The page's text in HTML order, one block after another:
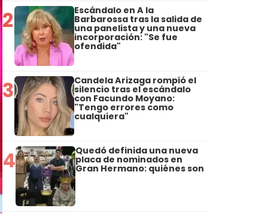
2 Escándalo en A la
Barbarossa tras la salida de
una panelista y una nueva
incorporación: "Se fue
ofendida"
3 Candela Arizaga rompió el
silencio tras el escándalo
con Facundo Moyano:
"Tengo errores como
cualquiera"
4 Quedó definida una nueva
placa de nominados en
Gran Hermano: quiénes son